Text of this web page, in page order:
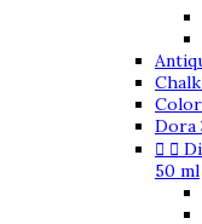
Color
Dora
 
50 ml